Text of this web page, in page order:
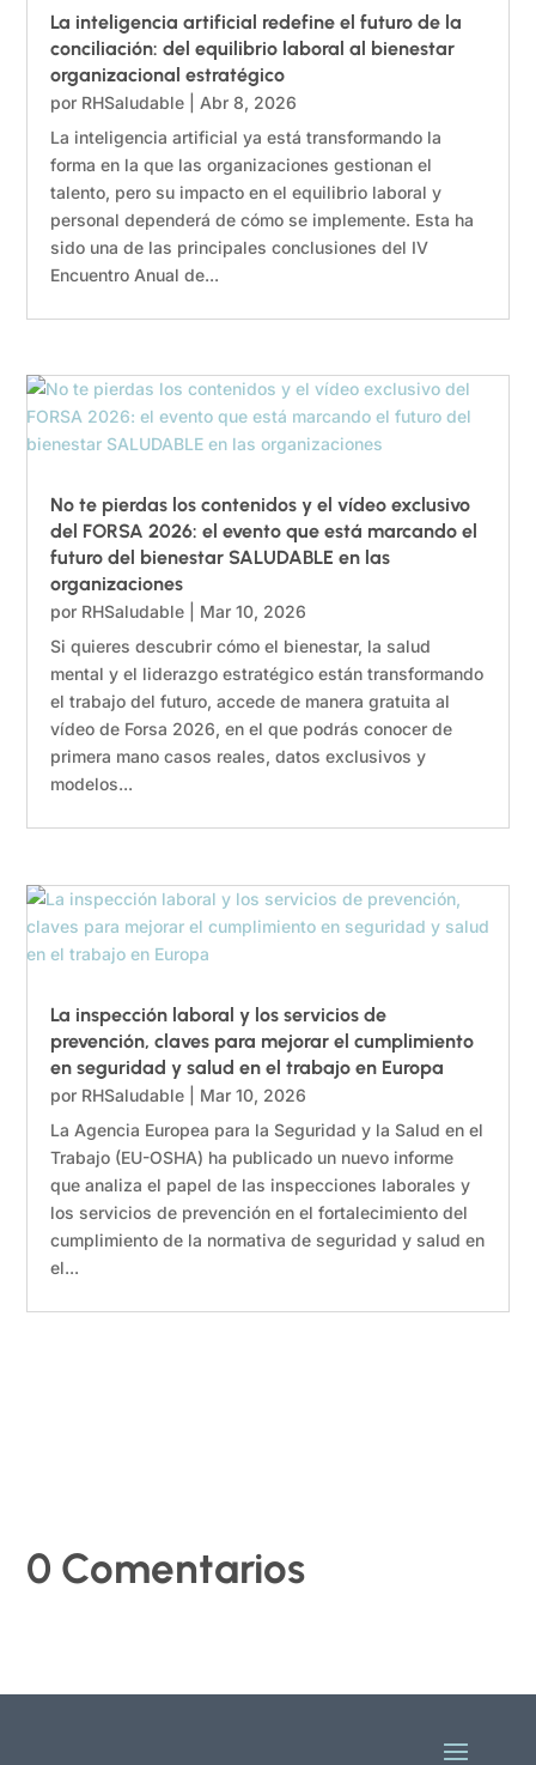
La inteligencia artificial redefine el futuro de la
conciliación: del equilibrio laboral al bienestar
organizacional estratégico
por RHSaludable
Abr 8, 2026
La inteligencia artificial ya está transformando la
forma en la que las organizaciones gestionan el
talento, pero su impacto en el equilibrio laboral y
personal dependerá de cómo se implemente. Esta ha
sido una de las principales conclusiones del IV
Encuentro Anual de...
No te pierdas los contenidos y el vídeo exclusivo
del FORSA 2026: el evento que está marcando el
futuro del bienestar SALUDABLE en las
organizaciones
por RHSaludable
Mar 10, 2026
Si quieres descubrir cómo el bienestar, la salud
mental y el liderazgo estratégico están transformando
el trabajo del futuro, accede de manera gratuita al
vídeo de Forsa 2026, en el que podrás conocer de
primera mano casos reales, datos exclusivos y
modelos...
La inspección laboral y los servicios de
prevención, claves para mejorar el cumplimiento
en seguridad y salud en el trabajo en Europa
por RHSaludable
Mar 10, 2026
La Agencia Europea para la Seguridad y la Salud en el
Trabajo (EU-OSHA) ha publicado un nuevo informe
que analiza el papel de las inspecciones laborales y
los servicios de prevención en el fortalecimiento del
cumplimiento de la normativa de seguridad y salud en
el...
0 Comentarios